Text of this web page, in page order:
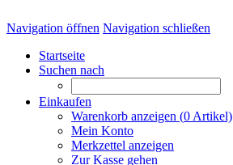
Navigation öffnen Navigation schließen
Startseite
Suchen nach
Einkaufen
Warenkorb anzeigen (0 Artikel)
Mein Konto
Merkzettel anzeigen
Zur Kasse gehen